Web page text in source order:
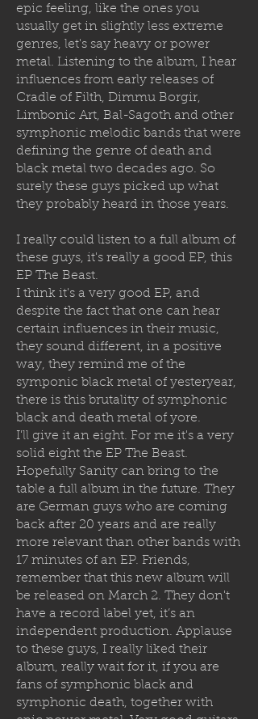
epic feeling, like the ones you
usually get in slightly less extreme
genres, let's say heavy or power
metal. Listening to the album, I hear
influences from early releases of
Cradle of Filth, Dimmu Borgir,
Limbonic Art, Bal-Sagoth and other
symphonic melodic bands that were
defining the genre of death and
black metal two decades ago. So
surely these guys picked up what
they probably heard in those years.
I really could listen to a full album of
these guys, it's really a good EP, this
EP The Beast.
I think it's a very good EP, and
despite the fact that one can hear
certain influences in their music,
they sound different, in a positive
way, they remind me of the
symponic black metal of yesteryear,
there is this brutality of symphonic
black and death metal of yore.
I'll give it an eight. For me it's a very
solid eight the EP The Beast.
Hopefully Sanity can bring to the
table a full album in the future. They
are German guys who are coming
back after 20 years and are really
more relevant than other bands with
17 minutes of an EP. Friends,
remember that this new album will
be released on March 2. They don't
have a record label yet, it’s an
independent production. Applause
to these guys, I really liked their
album, really wait for it, if you are
fans of symphonic black and
symphonic death, together with
epic power metal. Very good guitars,